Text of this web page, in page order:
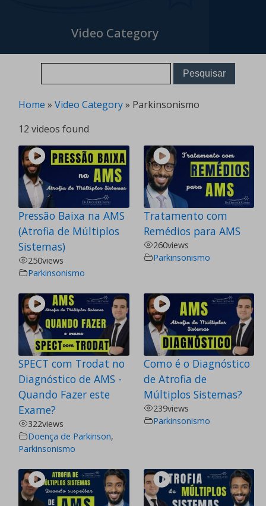
Video Category
Home » Video Category» Parkinsonismo
12 videos found
Pressão Baixa na AMS
(Atrofia de Múltiplos
Sistemas)
250views
Parkinsonismo
Tratamento com
Remédios para AMS
260views
Parkinsonismo
SPECT com Trodat no
Diagnóstico de AMS -
Quando Fazer este
Exame?
322views
Doença de Parkinson,
Parkinsonismo
Como é o Diagnóstico
de Atrofia de
Múltiplos Sistemas?
239views
Parkinsonismo